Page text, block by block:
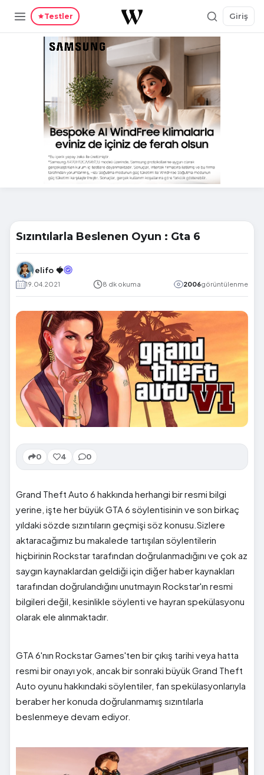
Testler Giriş
Sızıntılarla Beslenen Oyun : Gta 6
elifo 🍓
19.04.2021 8 dk okuma 2006görüntülenme
0 4 0
Grand Theft Auto 6 hakkında herhangi bir resmi bilgi
yerine, işte her büyük GTA 6 söylentisinin ve son birkaç
yıldaki sözde sızıntıların geçmişi söz konusu.Sizlere
aktaracağımız bu makalede tartışılan söylentilerin
hiçbirinin Rockstar tarafından doğrulanmadığını ve çok az
saygın kaynaklardan geldiği için diğer haber kaynakları
tarafından doğrulandığını unutmayın Rockstar'ın resmi
bilgileri değil, kesinlikle söylenti ve hayran spekülasyonu
olarak ele alınmaktadır.
GTA 6'nın Rockstar Games'ten bir çıkış tarihi veya hatta
resmi bir onayı yok, ancak bir sonraki büyük Grand Theft
Auto oyunu hakkındaki söylentiler, fan spekülasyonlarıyla
beraber her konuda doğrulanmamış sızıntılarla
beslenmeye devam ediyor.